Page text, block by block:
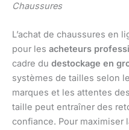
Chaussures
L’achat de chaussures en
pour les acheteurs
cadre du destockage en
systèmes de tailles selon
marques et les attentes
taille peut entraîner des
confiance. Pour maximiser